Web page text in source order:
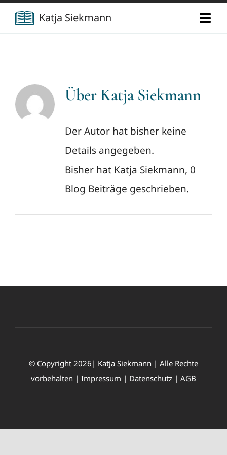
Zum
Inhalt
Katja Siekmann
Vorträge
Projekte
Kontakt
Über Katja Siekmann
Der Autor hat bisher keine
Details angegeben.
Bisher hat Katja Siekmann, 0
Blog Beiträge geschrieben.
© Copyright 2026| Katja Siekmann | Alle Rechte
vorbehalten | Impressum | Datenschutz | AGB